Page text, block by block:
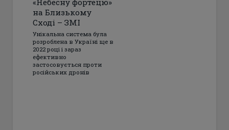
«Небесну фортецю»
на Близькому
Сході – ЗМІ
Унікальна система була
розроблена в Україні ще в
2022 році і зараз
ефективно
застосовується проти
російських дронів